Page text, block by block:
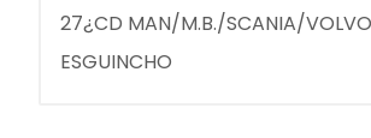
27¿CD MAN/M.B./SCANIA/
ESGUINCHO